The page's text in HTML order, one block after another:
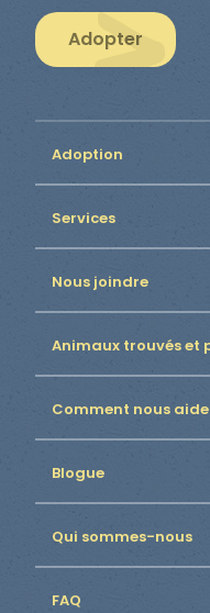
Adopter
Adoption
Services
Nous joindre
Animaux trouvés et
Comment nous
Blogue
Qui sommes-nous
FAQ